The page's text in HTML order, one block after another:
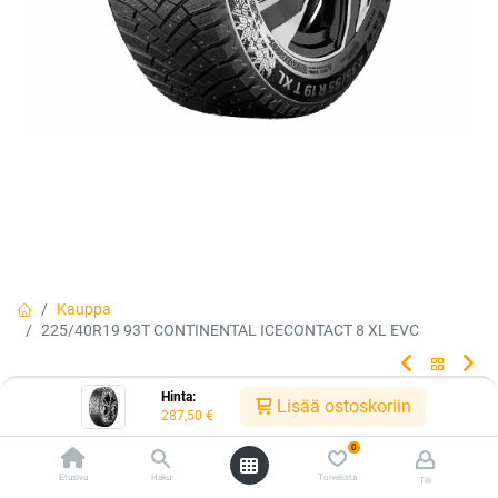
Hinta:
287,50 € Lisää ostoskoriin
Etusivu Haku
0
Toivelista Tili
Kauppa
225/40R19 93T CONTINENTAL ICECONTACT 8 XL EVC
225/40R19 93T CONTINENTAL
ICECONTACT 8 XL EVC
UUTUUS 2026! Continental IceContact 8 - uusi teiden kulumista